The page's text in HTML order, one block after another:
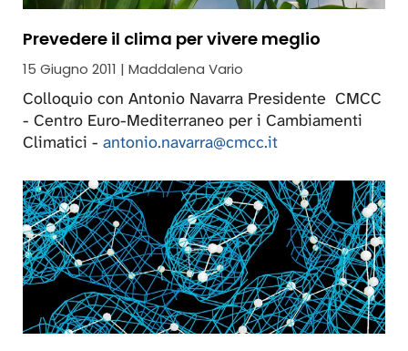
Prevedere il clima per vivere meglio
15 Giugno 2011 | Maddalena Vario
Colloquio con Antonio Navarra Presidente CMCC
- Centro Euro-Mediterraneo per i Cambiamenti
Climatici - antonio.navarra@cmcc.it